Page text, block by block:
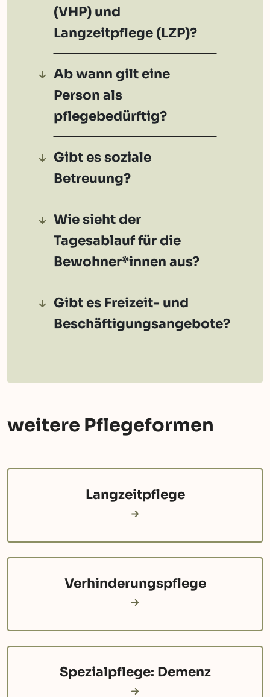
(VHP) und
Langzeitpflege (LZP)?
Ab wann gilt eine
Person als
pflegebedürftig?
Gibt es soziale
Betreuung?
Wie sieht der
Tagesablauf für die
Bewohner*innen aus?
Gibt es Freizeit- und
Beschäftigungsangebote?
weitere Pflegeformen
Langzeitpflege
Verhinderungspflege
Spezialpflege: Demenz